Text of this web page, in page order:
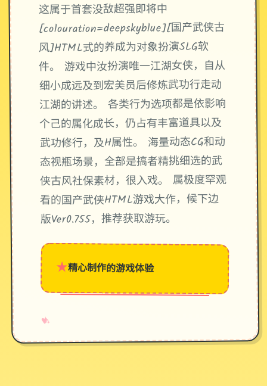
这属于首套没敌超强即将中
[colouration=deepskyblue][国产武侠古
风]HTML式的养成为对象扮演SLG软
件。 游戏中汝扮演唯一江湖女侠，自从
细小成远及到宏美员后修炼武功行走动
江湖的讲述。 各类行为选项都是依影响
个己的属化成长，仍占有丰富道具以及
武功修行，及H属性。 海量动态CG和动
态视瓶场景，全部是搞者精挑细选的武
侠古风社保素材，很入戏。 属极度罕观
看的国产武侠HTML游戏大作，候下边
版Ver0.755，推荐获取游玩。
★精心制作的游戏体验
♥
✧
→